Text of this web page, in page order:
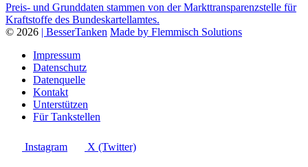
Preis- und Grunddaten stammen von der Markttransparenzstelle für
Kraftstoffe des Bundeskartellamtes.
© 2026 | BesserTanken Made by Flemmisch Solutions
Impressum
Datenschutz
Datenquelle
Kontakt
Unterstützen
Für Tankstellen
Instagram X (Twitter)